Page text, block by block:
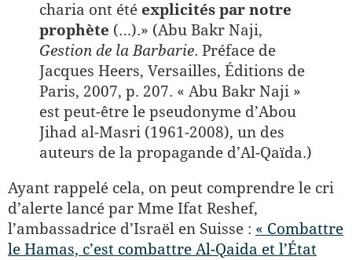
charia ont été explicités par notre
prophète (…).» (Abu Bakr Naji,
Gestion de la Barbarie. Préface de
Jacques Heers, Versailles, Éditions de
Paris, 2007, p. 207. « Abu Bakr Naji »
est peut-être le pseudonyme d’Abou
Jihad al-Masri (1961-2008), un des
auteurs de la propagande d’Al-Qaïda.)
Ayant rappelé cela, on peut comprendre le cri
d’alerte lancé par Mme Ifat Reshef,
l’ambassadrice d’Israël en Suisse : « Combattre
le Hamas, c’est combattre Al-Qaida et l’État